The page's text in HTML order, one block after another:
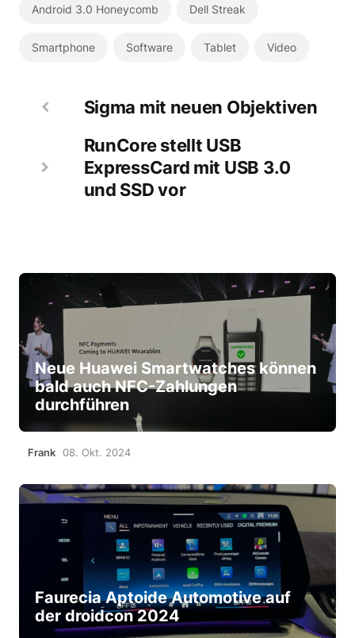
Android 3.0 Honeycomb Dell Streak
Smartphone Software Tablet Video
Sigma mit neuen Objektiven
RunCore stellt USB
ExpressCard mit USB 3.0
und SSD vor
Neue Huawei Smartwatches können
bald auch NFC-Zahlungen
durchführen
Frank 08. Okt. 2024
Faurecia Aptoide Automotive auf
der droidcon 2024